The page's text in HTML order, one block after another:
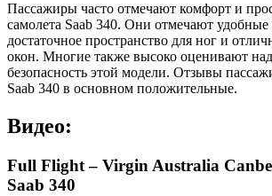
Пассажиры часто отмечают комфорт и
самолета Saab 340. Они отмечают удобные
достаточное пространство для ног и
окон. Многие также высоко оценивают
безопасность этой модели. Отзывы
Saab 340 в основном положительные.
Видео:
Full Flight – Virgin Australia
Saab 340